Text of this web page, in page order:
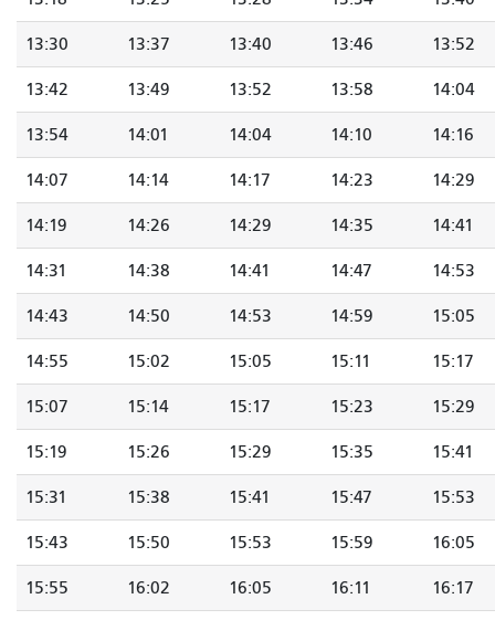
13:30 13:37 13:40 13:46 13:52
13:42 13:49 13:52 13:58 14:04
13:54 14:01 14:04 14:10 14:16
14:07 14:14 14:17 14:23 14:29
14:19 14:26 14:29 14:35 14:41
14:31 14:38 14:41 14:47 14:53
14:43 14:50 14:53 14:59 15:05
14:55 15:02 15:05 15:11 15:17
15:07 15:14 15:17 15:23 15:29
15:19 15:26 15:29 15:35 15:41
15:31 15:38 15:41 15:47 15:53
15:43 15:50 15:53 15:59 16:05
15:55 16:02 16:05 16:11 16:17